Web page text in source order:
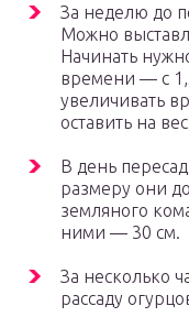
За неделю до
Можно
Начинать
времени — с
увеличивать
оставить на
В день
размеру они
земляного
ними — 30 см.
За несколько
рассаду